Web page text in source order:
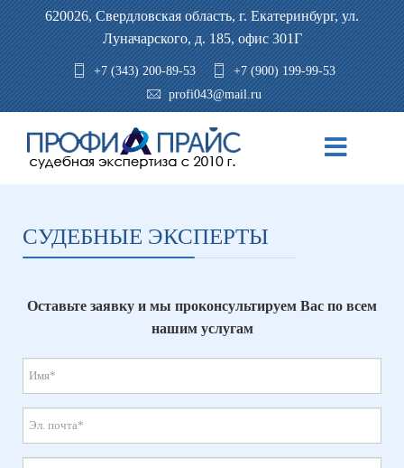
620026, Свердловская область, г. Екатеринбург, ул.
Луначарского, д. 185, офис 301Г
+7 (343) 200-89-53
+7 (900) 199-99-53
profi043@mail.ru
СУДЕБНЫЕ ЭКСПЕРТЫ
Оставьте заявку и мы проконсультируем Вас по всем
нашим услугам